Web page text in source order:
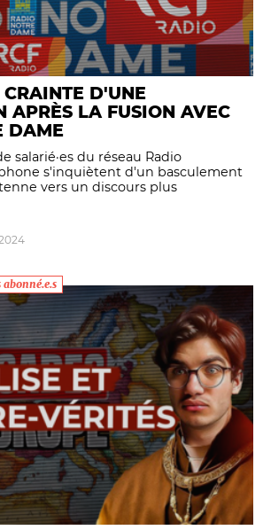
D'UNE
APRÈS LA FUSION AVEC
DAME
salarié·es du réseau Radio
s'inquiètent d'un basculement
vers un discours plus